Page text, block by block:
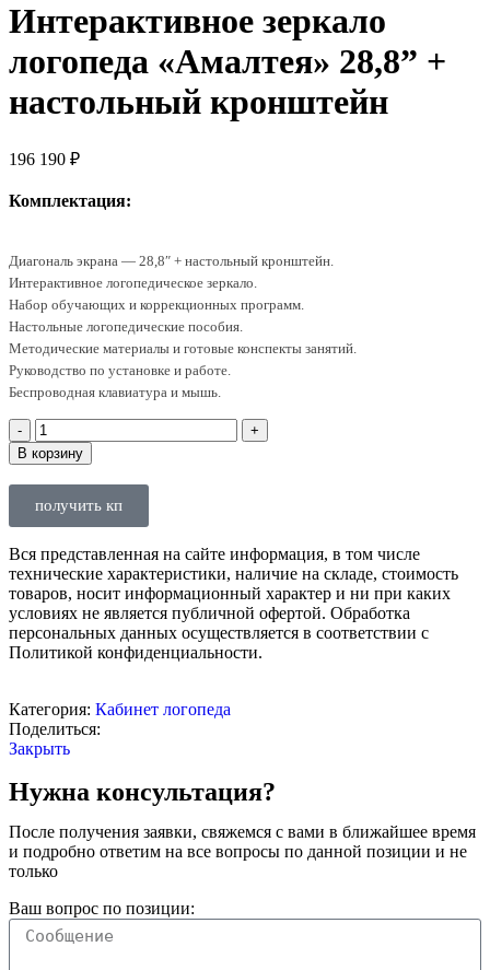
Интерактивное зеркало
логопеда «Амалтея» 28,8” +
настольный кронштейн
196 190 ₽
Комплектация:
Диагональ экрана — 28,8″ + настольный кронштейн.
Интерактивное логопедическое зеркало.
Набор обучающих и коррекционных программ.
Настольные логопедические пособия.
Методические материалы и готовые конспекты занятий.
Руководство по установке и работе.
Беспроводная клавиатура и мышь.
В корзину
получить кп
Вся представленная на сайте информация, в том числе
технические характеристики, наличие на складе, стоимость
товаров, носит информационный характер и ни при каких
условиях не является публичной офертой. Обработка
персональных данных осуществляется в соответствии с
Политикой конфиденциальности.
Категория: Кабинет логопеда
Поделиться:
Закрыть
Нужна консультация?
После получения заявки, свяжемся с вами в ближайшее время
и подробно ответим на все вопросы по данной позиции и не
только
Ваш вопрос по позиции: